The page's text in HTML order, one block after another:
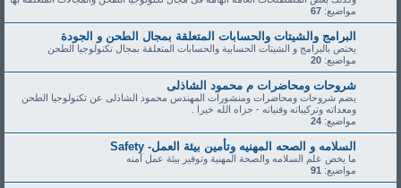
مواضيع: 67
البرامج والشيتات والحسابات المتعلقة بمجال الطحن و الجودة
يختص بالبرامج و الشيتات الحسابية والحسابات المتعلقة بمجال تكنولوجيا الطحن
مواضيع: 20
شروحات ومحاضرات م محمود الشاذلى
يضم شروحات ومحاضرات ومنشورات المهندس محمود الشاذلى عن تكنولوجيا الطحن
ومعداته وتركيباته وفنياته - جزاه الله خيرا .
مواضيع: 24
السلامه و الصحه المهنيه وتأمين بيئة العمل- Safety
ما يخص علم السلامه والصحة المهنية وتوفير بيئة عمل آمنه
مواضيع: 91